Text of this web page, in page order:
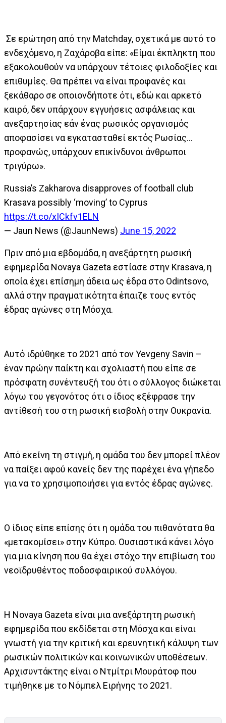
Σε ερώτηση από την Matchday, σχετικά με αυτό το
ενδεχόμενο, η Ζαχάροβα είπε: «Είμαι έκπληκτη που
εξακολουθούν να υπάρχουν τέτοιες φιλοδοξίες και
επιθυμίες. Θα πρέπει να είναι προφανές και
ξεκάθαρο σε οποιονδήποτε ότι, εδώ και αρκετό
καιρό, δεν υπάρχουν εγγυήσεις ασφάλειας και
ανεξαρτησίας εάν ένας ρωσικός οργανισμός
αποφασίσει να εγκατασταθεί εκτός Ρωσίας…
προφανώς, υπάρχουν επικίνδυνοι άνθρωποι
τριγύρω».
Russia’s Zakharova disapproves of football club
Krasava possibly ‘moving’ to Cyprus
https://t.co/xICkfv1ELN
— Jaun News (@JaunNews) June 15, 2022
Πριν από μια εβδομάδα, η ανεξάρτητη ρωσική
εφημερίδα Novaya Gazeta εστίασε στην Krasava, η
οποία έχει επίσημη άδεια ως έδρα στο Odintsovo,
αλλά στην πραγματικότητα έπαιζε τους εντός
έδρας αγώνες στη Μόσχα.
Αυτό ιδρύθηκε το 2021 από τον Yevgeny Savin –
έναν πρώην παίκτη και σχολιαστή που είπε σε
πρόσφατη συνέντευξή του ότι ο σύλλογος διώκεται
λόγω του γεγονότος ότι ο ίδιος εξέφρασε την
αντίθεσή του στη ρωσική εισβολή στην Ουκρανία.
Από εκείνη τη στιγμή, η ομάδα του δεν μπορεί πλέον
να παίξει αφού κανείς δεν της παρέχει ένα γήπεδο
για να το χρησιμοποιήσει για εντός έδρας αγώνες.
O ίδιος είπε επίσης ότι η ομάδα του πιθανότατα θα
«μετακομίσει» στην Κύπρο. Ουσιαστικά κάνει λόγο
για μια κίνηση που θα έχει στόχο την επιβίωση του
νεοϊδρυθέντος ποδοσφαιρικού συλλόγου.
Η Novaya Gazeta είναι μια ανεξάρτητη ρωσική
εφημερίδα που εκδίδεται στη Μόσχα και είναι
γνωστή για την κριτική και ερευνητική κάλυψη των
ρωσικών πολιτικών και κοινωνικών υποθέσεων.
Αρχισυντάκτης είναι ο Ντμίτρι Μουράτοφ που
τιμήθηκε με το Νόμπελ Ειρήνης το 2021.